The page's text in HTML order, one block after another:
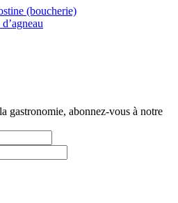
Telegram
(boucherie)
gastronomie, abonnez-vous à notre